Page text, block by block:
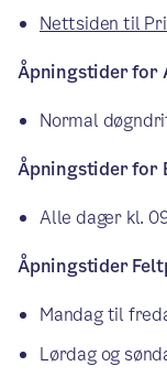
Nettsiden til
Åpningstider for
Normal
Åpningstider for
Alle dager kl.
Åpningstider
Mandag til
Lørdag og